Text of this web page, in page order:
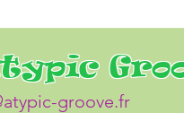
groove.fr